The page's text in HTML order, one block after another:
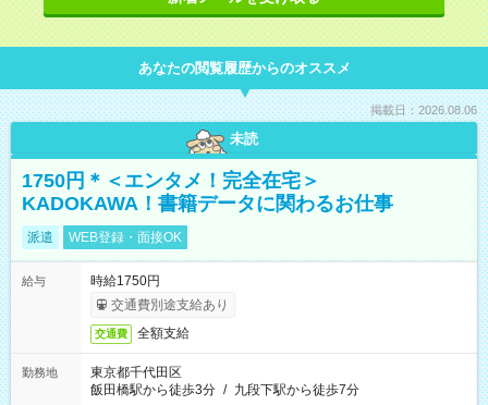
あなたの閲覧履歴からのオススメ
掲載日：2026.08.06
未読
1750円＊＜エンタメ！完全在宅＞
KADOKAWA！書籍データに関わるお仕事
派遣 WEB登録・面接OK
給与
時給1750円
交通費別途支給あり
交通費 全額支給
勤務地
東京都千代田区
飯田橋駅から徒歩3分 / 九段下駅から徒歩7分